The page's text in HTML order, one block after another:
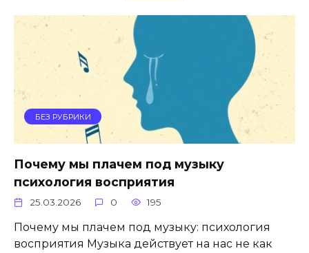
БЕЗ РУБРИКИ
Почему мы плачем под музыку
психология восприятия
25.03.2026 0 195
Почему мы плачем под музыку: психология
восприятия Музыка действует на нас не как